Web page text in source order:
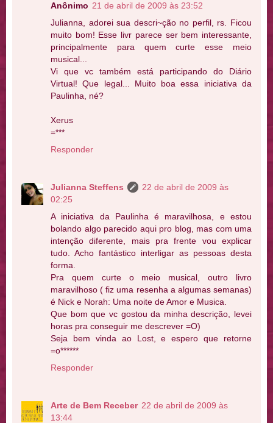
Anônimo 21 de abril de 2009 às 23:52
Julianna, adorei sua descri~ção no perfil, rs. Ficou
muito bom! Esse livr parece ser bem interessante,
principalmente para quem curte esse meio
musical...
Vi que vc também está participando do Diário
Virtual! Que legal... Muito boa essa iniciativa da
Paulinha, né?
Xerus
=***
Responder
Julianna Steffens
22 de abril de 2009 às
02:25
A iniciativa da Paulinha é maravilhosa, e estou
bolando algo parecido aqui pro blog, mas com uma
intenção diferente, mais pra frente vou explicar
tudo. Acho fantástico interligar as pessoas desta
forma.
Pra quem curte o meio musical, outro livro
maravilhoso ( fiz uma resenha a algumas semanas)
é Nick e Norah: Uma noite de Amor e Musica.
Que bom que vc gostou da minha descrição, levei
horas pra conseguir me descrever =O)
Seja bem vinda ao Lost, e espero que retorne
=o******
Responder
Arte de Bem Receber 22 de abril de 2009 às
13:44